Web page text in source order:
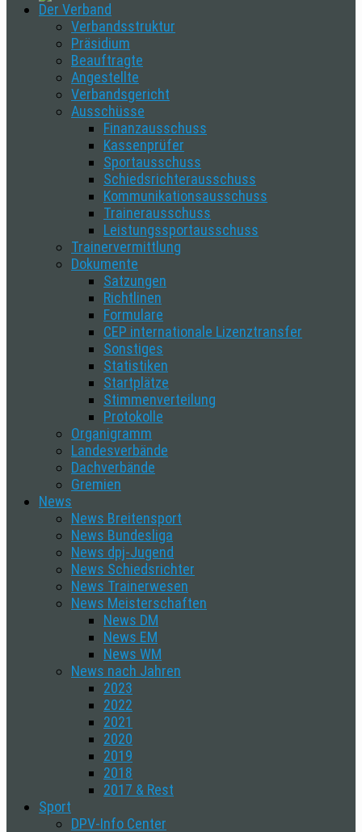
Der Verband
Verbandsstruktur
Präsidium
Beauftragte
Angestellte
Verbandsgericht
Ausschüsse
Finanzausschuss
Kassenprüfer
Sportausschuss
Schiedsrichterausschuss
Kommunikationsausschuss
Trainerausschuss
Leistungssportausschuss
Trainervermittlung
Dokumente
Satzungen
Richtlinen
Formulare
CEP internationale Lizenztransfer
Sonstiges
Statistiken
Startplätze
Stimmenverteilung
Protokolle
Organigramm
Landesverbände
Dachverbände
Gremien
News
News Breitensport
News Bundesliga
News dpj-Jugend
News Schiedsrichter
News Trainerwesen
News Meisterschaften
News DM
News EM
News WM
News nach Jahren
2023
2022
2021
2020
2019
2018
2017 & Rest
Sport
DPV-Info Center